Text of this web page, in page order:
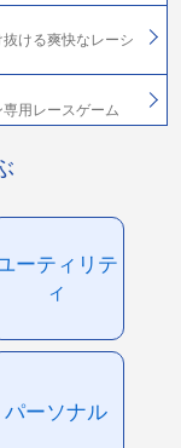
ける爽快なレーシ
用レースゲーム
ーティリテ
ィ
パーソナル